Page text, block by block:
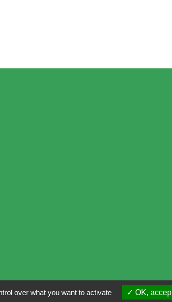
over what you want to activate OK, accept